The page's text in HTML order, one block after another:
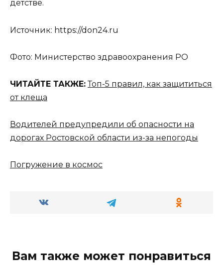
детстве.
Источник: https://don24.ru
Фото: Министерство здравоохранения РО
ЧИТАЙТЕ ТАКЖЕ: Топ-5 правил, как защититься
от клеща
Водителей предупредили об опасности на
дорогах Ростовской области из-за непогоды
Погружение в космос
Вам также может понравиться